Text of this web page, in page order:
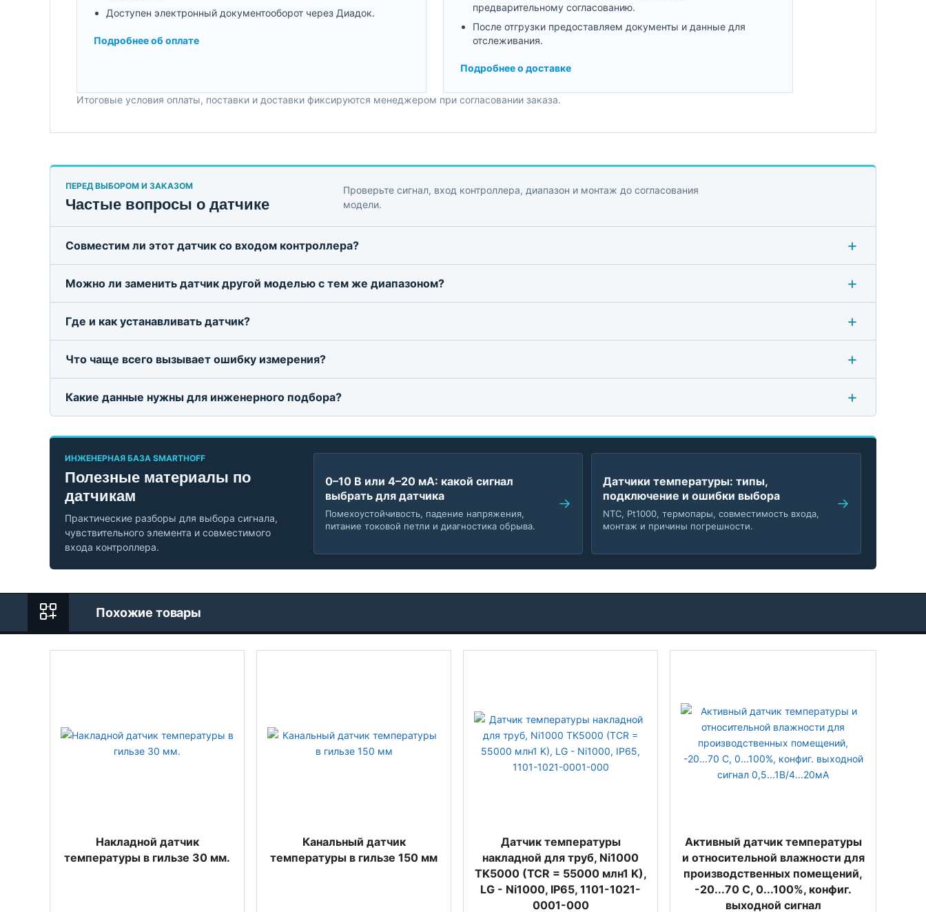
Доступен электронный документооборот через Диадок.
Подробнее об оплате
предварительному согласованию.
После отгрузки предоставляем документы и данные для
отслеживания.
Подробнее о доставке
Итоговые условия оплаты, поставки и доставки фиксируются менеджером при согласовании заказа.
ПЕРЕД ВЫБОРОМ И ЗАКАЗОМ
Частые вопросы о датчике
Проверьте сигнал, вход контроллера, диапазон и монтаж до согласования
модели.
Совместим ли этот датчик со входом контроллера?
Можно ли заменить датчик другой моделью с тем же диапазоном?
Где и как устанавливать датчик?
Что чаще всего вызывает ошибку измерения?
Какие данные нужны для инженерного подбора?
ИНЖЕНЕРНАЯ БАЗА SMARTHOFF
Полезные материалы по
датчикам
Практические разборы для выбора сигнала,
чувствительного элемента и совместимого
входа контроллера.
0–10 В или 4–20 мА: какой сигнал
выбрать для датчика
Помехоустойчивость, падение напряжения,
питание токовой петли и диагностика обрыва.
Датчики температуры: типы,
подключение и ошибки выбора
NTC, Pt1000, термопары, совместимость входа,
монтаж и причины погрешности.
Похожие товары
Накладной датчик
температуры в гильзе 30 мм.
Канальный датчик
температуры в гильзе 150 мм
Датчик температуры
накладной для труб, Ni1000
TK5000 (TCR = 55000 млн1 K),
LG - Ni1000, IP65, 1101-1021-
0001-000
Активный датчик температуры
и относительной влажности для
производственных помещений,
-20...70 C, 0...100%, конфиг.
выходной сигнал